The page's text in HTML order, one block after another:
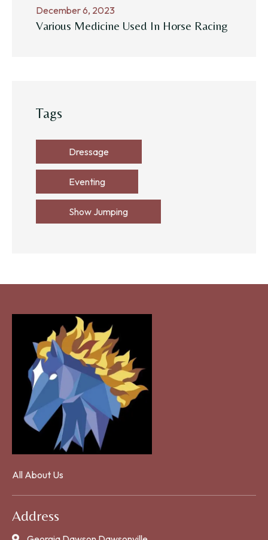
December 6, 2023
Various Medicine Used In Horse Racing
Tags
Dressage
Eventing
Show Jumping
All About Us
Address